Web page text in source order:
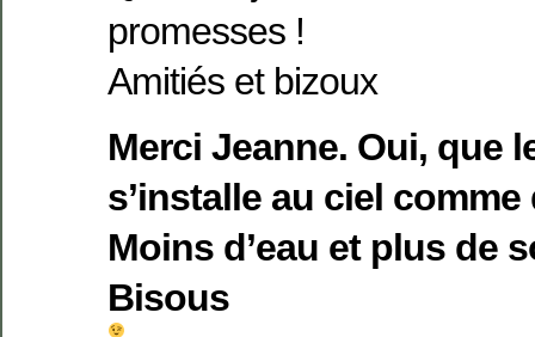
promesses !
Amitiés et bizoux
Merci Jeanne. Oui, que
s’installe au ciel
Moins d’eau et plus de
Bisous